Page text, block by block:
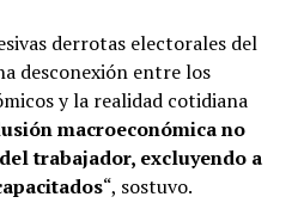
derrotas electorales del
desconexión entre los
y la realidad cotidiana
macroeconómica no
trabajador, excluyendo a
“, sostuvo.